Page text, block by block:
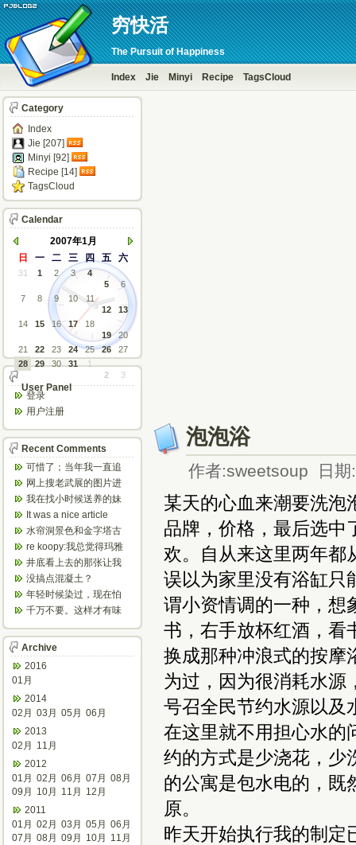
穷快活
The Pursuit of Happiness
Index Jie Minyi Recipe TagsCloud
泡泡浴
作者:sweetsoup 日期
某天的心血来潮要洗泡
品牌，价格，最后选中
欢。自从来这里两年都
误以为家里没有浴缸只
谓小资情调的一种，想
书，右手放杯红酒，看
换成那种冲浪式的按摩
为过，因为很消耗水源
号召全民节约水源以及
在这里就不用担心水的
约的方式是少浇花，少
的公寓是包水电的，既
原。
昨天开始执行我的制定
Category
Index
Jie [207]
Minyi [92]
Recipe [14]
TagsCloud
Calendar
2007年1月
日
一 二 三 四 五 六
31 1 2 3
4
5
6
7
8 9 10
11
12
13
14
15 16 17
18
19
20
21
22 23 24 25 26
27
28
29 30 31
1
2
3
User Panel
登录
用户注册
Recent Comments
可惜了；当年我一直追
着这个，看博主夫妇一
步步在多伦...
网上搜老武展的图片进
来了，一晃是你十年前
的帖子，时...
我在找小时候送养的妹
妹，有人QQ找我说找到
了匹配的...
It was a nice article
and...
水帘洞景色和金字塔古
迹都不错。
re koopy:我总觉得玛雅
人见过外星人。不然哪...
井底看上去的那张让我
想起了蝙蝠侠。。下棋
那张会不会...
没搞点混凝土？
年轻时候染过，现在怕
伤头发不敢染了。不过
千万不要。这样才有味
气场。
Archive
2016
01月
2014
02月 03月 05月 06月
2013
02月
11月
2012
01月 02月 06月 07月 08月
09月
10月 11月
12月
2011
01月 02月 03月 05月 06月
07月 08月 09月 10月
11月